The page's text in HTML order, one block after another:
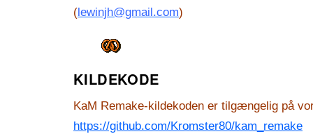
(lewinjh@gmail.com)
KILDEKODE
KaM Remake-kildekoden er tilgængelig på
https://github.com/Kromster80/kam_remake